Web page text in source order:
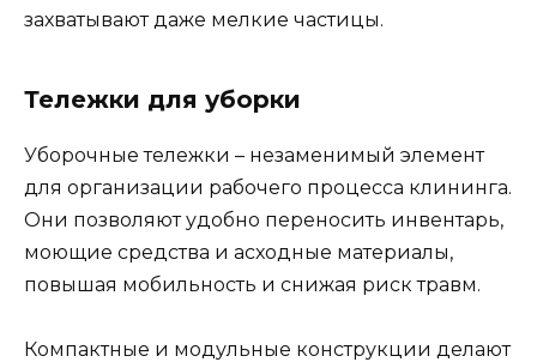
захватывают даже мелкие частицы.
Тележки для уборки
Уборочные тележки – незаменимый элемент
для организации рабочего процесса клининга.
Они позволяют удобно переносить инвентарь,
моющие средства и асходные материалы,
повышая мобильность и снижая риск травм.
Компактные и модульные конструкции делают